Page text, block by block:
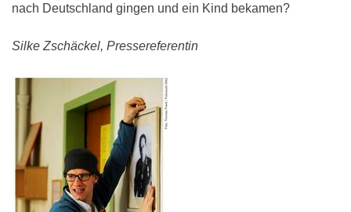
nach Deutschland gingen und ein Kind bekamen?
Silke Zschäckel, Pressereferentin